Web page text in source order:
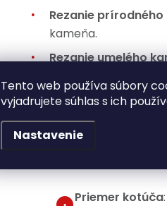
Tento web používa súbory
vyjadrujete súhlas s ich
Nastavenie
Rezanie
kameňa.
Rezanie umelého
Vlastnosti:
Priemer kotúča